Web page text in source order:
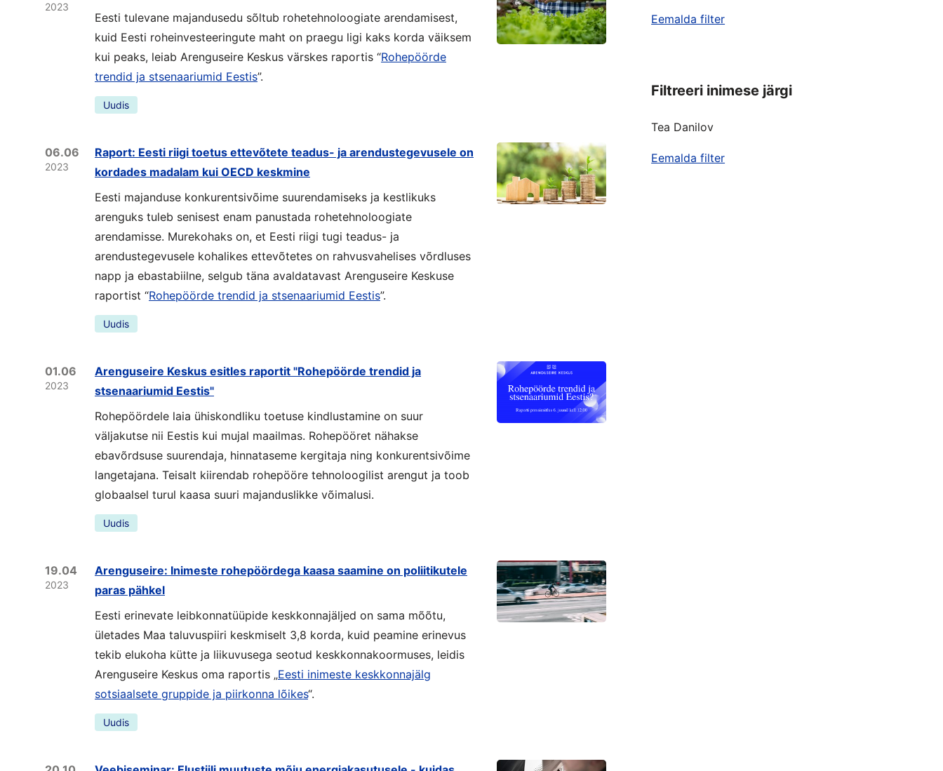
2023
Eesti tulevane majandusedu sõltub rohetehnoloogiate arendamisest,
kuid Eesti roheinvesteeringute maht on praegu ligi kaks korda väiksem
kui peaks, leiab Arenguseire Keskus värskes raportis “Rohepöörde
trendid ja stsenaariumid Eestis”.
Uudis
06.06
2023
Raport: Eesti riigi toetus ettevõtete teadus- ja arendustegevusele on
kordades madalam kui OECD keskmine
Eesti majanduse konkurentsivõime suurendamiseks ja kestlikuks
arenguks tuleb senisest enam panustada rohetehnoloogiate
arendamisse. Murekohaks on, et Eesti riigi tugi teadus- ja
arendustegevusele kohalikes ettevõtetes on rahvusvahelises võrdluses
napp ja ebastabiilne, selgub täna avaldatavast Arenguseire Keskuse
raportist “Rohepöörde trendid ja stsenaariumid Eestis”.
Uudis
01.06
2023
Arenguseire Keskus esitles raportit "Rohepöörde trendid ja
stsenaariumid Eestis"
Rohepöördele laia ühiskondliku toetuse kindlustamine on suur
väljakutse nii Eestis kui mujal maailmas. Rohepööret nähakse
ebavõrdsuse suurendaja, hinnataseme kergitaja ning konkurentsivõime
langetajana. Teisalt kiirendab rohepööre tehnoloogilist arengut ja toob
globaalsel turul kaasa suuri majanduslikke võimalusi.
Uudis
19.04
2023
Arenguseire: Inimeste rohepöördega kaasa saamine on poliitikutele
paras pähkel
Eesti erinevate leibkonnatüüpide keskkonnajäljed on sama mõõtu,
ületades Maa taluvuspiiri keskmiselt 3,8 korda, kuid peamine erinevus
tekib elukoha kütte ja liikuvusega seotud keskkonnakoormuses, leidis
Arenguseire Keskus oma raportis „Eesti inimeste keskkonnajälg
sotsiaalsete gruppide ja piirkonna lõikes“.
Uudis
Eemalda filter
Filtreeri inimese järgi
Tea Danilov
Eemalda filter